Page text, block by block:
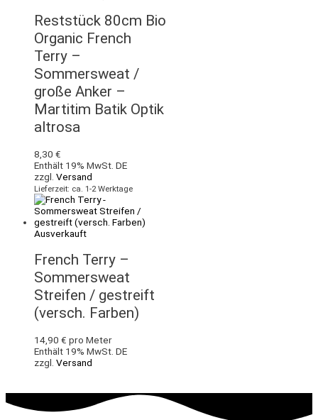
Reststück 80cm Bio
Organic French
Terry –
Sommersweat /
große Anker –
Martitim Batik Optik
altrosa
8,30 €
Enthält 19% MwSt. DE
zzgl. Versand
Lieferzeit: ca. 1-2 Werktage
Ausverkauft
French Terry –
Sommersweat
Streifen / gestreift
(versch. Farben)
14,90 € pro Meter
Enthält 19% MwSt. DE
zzgl. Versand